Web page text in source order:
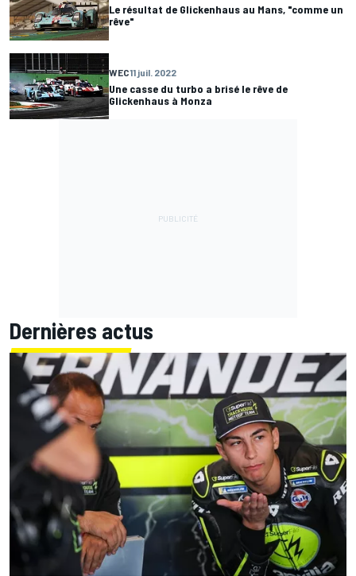
Le résultat de Glickenhaus au Mans, "comme un
rêve"
WEC11 juil. 2022
Une casse du turbo a brisé le rêve de
Glickenhaus à Monza
Dernières actus